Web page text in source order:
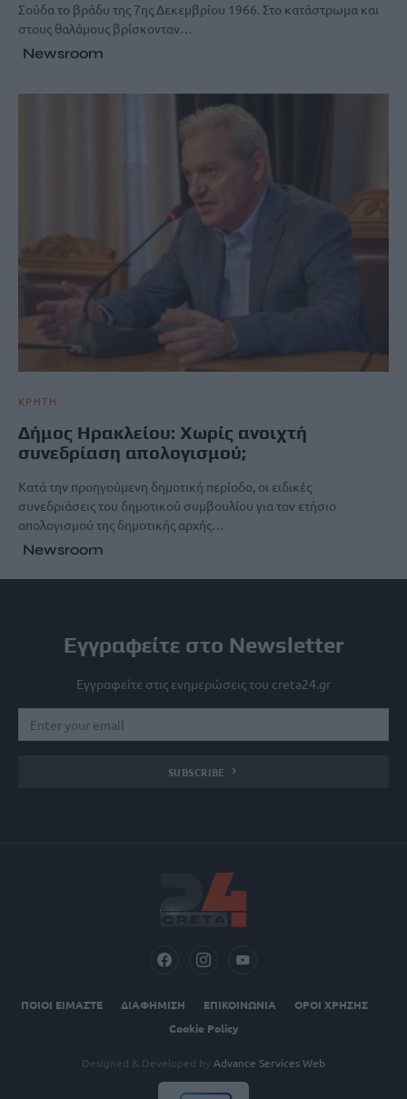
Σούδα το βράδυ της 7ης Δεκεμβρίου 1966. Στο κατάστρωμα και
στους θαλάμους βρίσκονταν…
Newsroom
ΚΡΗΤΗ
Δήμος Ηρακλείου: Χωρίς ανοιχτή
συνεδρίαση απολογισμού;
Κατά την προηγούμενη δημοτική περίοδο, οι ειδικές
συνεδριάσεις του δημοτικού συμβουλίου για τον ετήσιο
απολογισμού της δημοτικής αρχής…
Newsroom
Εγγραφείτε στο Newsletter
Εγγραφείτε στις ενημερώσεις του creta24.gr
SUBSCRIBE
ΠΟΙΟΙ ΕΙΜΑΣΤΕ ΔΙΑΦΗΜΙΣΗ ΕΠΙΚΟΙΝΩΝΙΑ
ΟΡΟΙ ΧΡΗΣΗΣ
Cookie Policy
Designed & Developed by Advance Services Web